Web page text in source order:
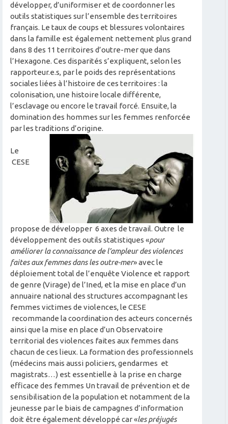
développer, d’uniformiser et de coordonner les
outils statistiques sur l’ensemble des territoires
français. Le taux de coups et blessures volontaires
dans la famille est également nettement plus grand
dans 8 des 11 territoires d’outre-mer que dans
l’Hexagone. Ces disparités s’expliquent, selon les
rapporteur.e.s, par le poids des représentations
sociales liées à l’histoire de ces territoires : la
colonisation, une histoire locale différente,
l’esclavage ou encore le travail forcé. Ensuite, la
domination des hommes sur les femmes renforcée
par les traditions d’origine.
Le
CESE
propose de développer 6 axes de travail. Outre le
développement des outils statistiques «pour
améliorer la connaissance de l’ampleur des violences
faites aux femmes dans les outre-mer» avec le
déploiement total de l’enquête Violence et rapport
de genre (Virage) de l’Ined, et la mise en place d’un
annuaire national des structures accompagnant les
femmes victimes de violences, le CESE
recommande la coordination des acteurs concernés
ainsi que la mise en place d’un Observatoire
territorial des violences faites aux femmes dans
chacun de ces lieux. La formation des professionnels
(médecins mais aussi policiers, gendarmes et
magistrats…) est essentielle à la prise en charge
efficace des femmes Un travail de prévention et de
sensibilisation de la population et notamment de la
jeunesse par le biais de campagnes d’information
doit être également développé car «les préjugés